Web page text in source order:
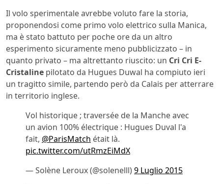
Il volo sperimentale avrebbe voluto fare la storia,
proponendosi come primo volo elettrico sulla Manica,
ma è stato battuto per poche ore da un altro
esperimento sicuramente meno pubblicizzato – in
quanto privato – ma altrettanto riuscito: un Cri Cri E-
Cristaline pilotato da Hugues Duwal ha compiuto ieri
un tragitto simile, partendo però da Calais per atterrare
in territorio inglese.
Vol historique ; traversée de la Manche avec
un avion 100% électrique : Hugues Duval l'a
fait, @ParisMatch était là.
pic.twitter.com/utRmzEiMdX
— Solène Leroux (@solenelll)9 Luglio 2015